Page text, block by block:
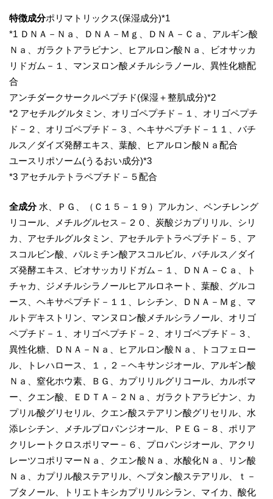
特徴成分ポリマトリックス(保湿成分)*1
*1 ＤＮＡ－Ｎａ、ＤＮＡ－Ｍｇ、ＤＮＡ－Ｃａ、アルギン酸
Ｎａ、ガラクトアラビナン、ヒアルロン酸Ｎａ、ビオサッカ
リドガム－１、マンヌロン酸メチルシラノール、異性化糖配
合
アンチダークサークルペプチド(保湿＋整肌成分)*2
*2 アセチルグルタミン、オリゴペプチド－１、オリゴペプチ
ド－２、オリゴペプチド－３、ヘキサペプチド－１１、バチ
ルス／ダイズ発酵エキス、葉酸、ヒアルロン酸Ｎａ配合
ユースリポソーム(うるおい成分)*3
*3 アセチルテトラペプチド－５配合
全成分 水、ＰＧ、（Ｃ１５－１９）アルカン、ペンチレング
リコール、メチルグルセス－２０、炭酸ジカプリリル、シリ
カ、アセチルグルタミン、アセチルテトラペプチド－５、ア
スコルビン酸、パルミチン酸アスコルビル、バチルス／ダイ
ズ発酵エキス、ビオサッカリドガム－１、ＤＮＡ－Ｃａ、ト
チャカ、ジメチルシラノールヒアルロネート、葉酸、グルコ
ース、ヘキサペプチド－１１、レシチン、ＤＮＡ－Ｍｇ、マ
ルトデキストリン、マンヌロン酸メチルシラノール、オリゴ
ペプチド－１、オリゴペプチド－２、オリゴペプチド－３、
異性化糖、ＤＮＡ－Ｎａ、ヒアルロン酸Ｎａ、トコフェロー
ル、トレハロース、１，２－ヘキサンジオール、アルギン酸
Ｎａ、窒化ホウ素、ＢＧ、カプリリルグリコール、カルボマ
ー、クエン酸、ＥＤＴＡ－２Ｎａ、ガラクトアラビナン、カ
プリル酸グリセリル、クエン酸ステアリン酸グリセリル、水
添レシチン、メチルプロパンジオール、ＰＥＧ－８、ポリア
クリレートクロスポリマー－６、プロパンジオール、アクリ
レーツコポリマーＮａ、クエン酸Ｎａ、水酸化Ｎａ、リン酸
Ｎａ、カプリル酸ステアリル、ヘプタン酸ステアリル、ｔ－
ブタノール、トリエトキシカプリリルシラン、マイカ、酸化